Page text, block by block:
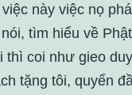
này việc nọ
tìm hiểu về
thì coi như gieo
tặng tôi, quyển